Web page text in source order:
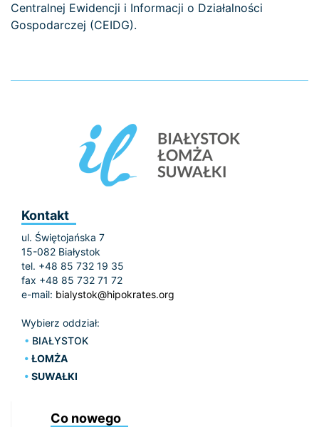
Centralnej Ewidencji i Informacji o Działalności
Gospodarczej (CEIDG).
Kontakt
ul. Świętojańska 7
15-082 Białystok
tel. +48 85 732 19 35
fax +48 85 732 71 72
e-mail: bialystok@hipokrates.org
Wybierz oddział:
BIAŁYSTOK
ŁOMŻA
SUWAŁKI
Co nowego